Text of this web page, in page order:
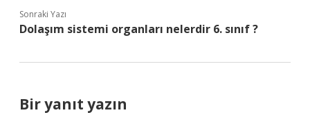
Sonraki Yazı
Dolaşım sistemi organları nelerdir 6. sınıf ?
Bir yanıt yazın